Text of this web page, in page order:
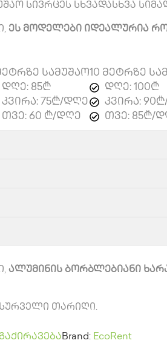
სივრცეს სხვადასხვა
ეს მოდელები იდეალურია
სამუშაო
დღე: 85₾
კვირა: 75₾/დღე
თვე: 60 ₾/დღე
10 მეტრზე
დღე: 100₾
კვირა:
თვე: 85₾/
ალუმინის ბორბლებიანი
თარიღი.
Brand: EcoRent